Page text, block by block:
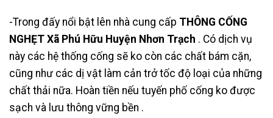
-Trong đấy nổi bật lên nhà cung cấp THÔNG CỐNG
NGHẸT Xã Phú Hữu Huyện Nhơn Trạch . Có dịch vụ
này các hệ thống cống sẽ ko còn các chất bám cặn,
cũng như các dị vật làm cản trở tốc độ loại của những
chất thải nữa. Hoàn tiền nếu tuyến phố cống ko được
sạch và lưu thông vững bền .